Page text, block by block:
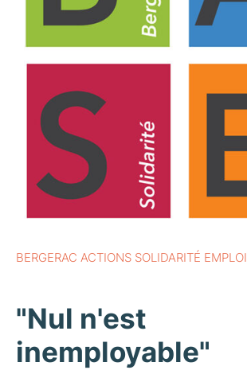
BERGERAC ACTIONS SOLIDARITÉ EMPLOI
"Nul n'est
inemployable"